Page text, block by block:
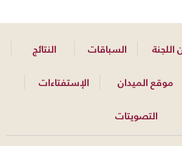
اللجنة السباقات
النتائج
موقع الميدان
الإستفتاءات
التصويتات